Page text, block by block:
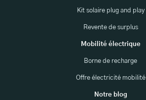
Kit solaire plug and play
Revente de surplus
Mobilité électrique
Borne de recharge
Offre électricité mobilité
Notre blog